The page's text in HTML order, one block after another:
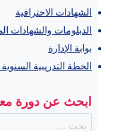
الشهادات الاحترافية
الدبلومات والشهادات
بوابة الإدارة
الخطة التدريبية السنوية 2025
ابحث عن دورة